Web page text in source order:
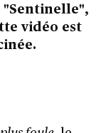
"Sentinelle",
vidéo est